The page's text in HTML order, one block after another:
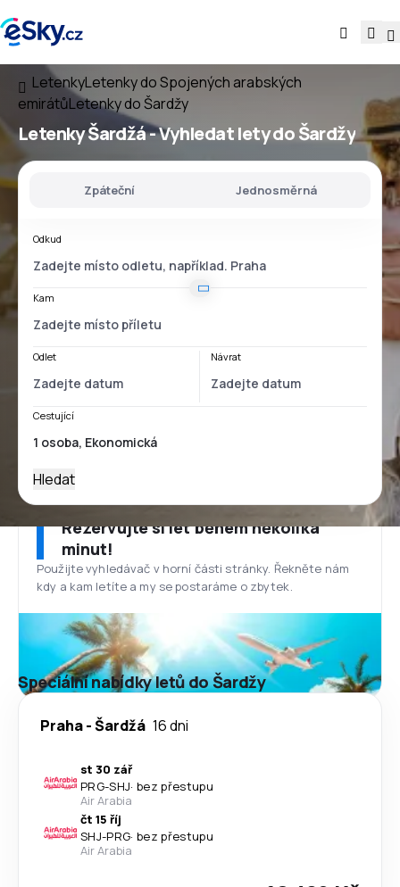
LetenkyLetenky do Spojených arabských
emirátůLetenky do Šardžy
Letenky Šardžá - Vyhledat lety do Šardžy
Zpáteční Jednosměrná
Odkud
Kam
Odlet Návrat
Cestující
Hledat
Rezervujte si let během několika
minut!
Použijte vyhledávač v horní části stránky. Řekněte nám
kdy a kam letíte a my se postaráme o zbytek.
Speciální nabídky letů do Šardžy
Praha-Šardžá 16 dni
st 30 zář
PRG-SHJ· bez přestupu
Air Arabia
čt 15 říj
SHJ-PRG· bez přestupu
Air Arabia